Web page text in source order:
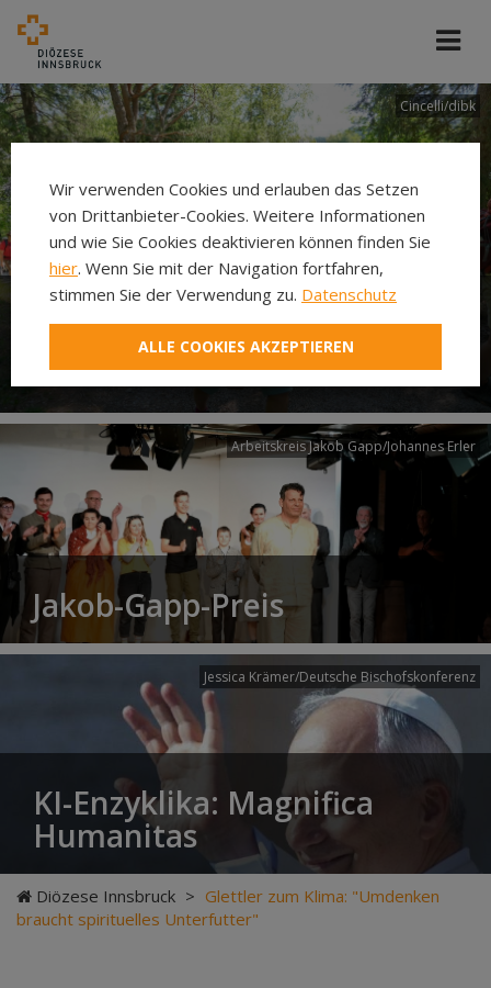
Cincelli/dibk
Neuer Pilgerweg Via
Laudato si’
Arbeitskreis Jakob Gapp/Johannes Erler
Jakob-Gapp-Preis
Jessica Krämer/Deutsche Bischofskonferenz
KI-Enzyklika: Magnifica
Humanitas
Diözese Innsbruck > Glettler zum Klima: "Umdenken
braucht spirituelles Unterfutter"
Wir verwenden Cookies und erlauben das Setzen
von Drittanbieter-Cookies. Weitere Informationen
und wie Sie Cookies deaktivieren können finden Sie
hier. Wenn Sie mit der Navigation fortfahren,
stimmen Sie der Verwendung zu. Datenschutz
ALLE COOKIES AKZEPTIEREN